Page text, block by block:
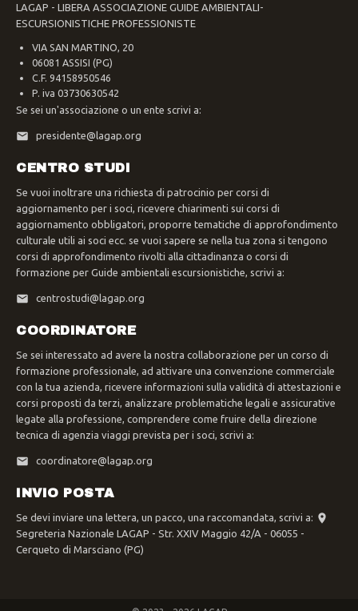
LAGAP - LIBERA ASSOCIAZIONE GUIDE AMBIENTALI-
ESCURSIONISTICHE PROFESSIONISTE
VIA SAN MARTINO, 20
06081 ASSISI (PG)
C.F. 94158950546
P. iva 03730630542
Se sei un'associazione o un ente scrivi a:
presidente@lagap.org
CENTRO STUDI
Se vuoi inoltrare una richiesta di patrocinio per corsi di
aggiornamento per i soci, ricevere chiarimenti sui corsi di
aggiornamento obbligatori, proporre tematiche di approfondimento
culturale utili ai soci ecc. se vuoi sapere se nella tua zona si tengono
corsi di approfondimento rivolti alla cittadinanza o corsi di
formazione per Guide ambientali escursionistiche, scrivi a:
centrostudi@lagap.org
COORDINATORE
Se sei interessato ad avere la nostra collaborazione per un corso di
formazione professionale, ad attivare una convenzione commerciale
con la tua azienda, ricevere informazioni sulla validità di attestazioni e
corsi proposti da terzi, analizzare problematiche legali e assicurative
legate alla professione, comprendere come fruire della direzione
tecnica di agenzia viaggi prevista per i soci, scrivi a:
coordinatore@lagap.org
INVIO POSTA
Se devi inviare una lettera, un pacco, una raccomandata, scrivi a:
Segreteria Nazionale LAGAP - Str. XXIV Maggio 42/A - 06055 -
Cerqueto di Marsciano (PG)